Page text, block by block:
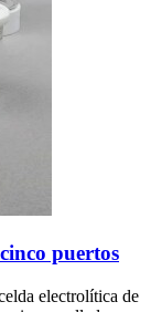
puertos
electrolítica de